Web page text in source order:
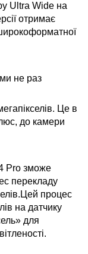
Ultra Wide на
отримає
не раз
Це в
до камери
Pro зможе
перекладу
процес
на датчику
для